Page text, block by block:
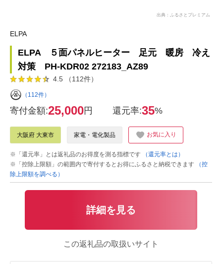
出典：ふるさとプレミアム
ELPA
ELPA ５面パネルヒーター 足元 暖房 冷え
対策 PH-KDR02 272183_AZ89
4.5 （112件）
（112件）
寄付金額:25,000円 還元率:35%
大阪府 大東市 家電・電化製品 お気に入り
※「還元率」とは返礼品のお得度を測る指標です
（還元率とは）
※「控除上限額」の範囲内で寄付するとお得にふるさと納税できます
（控
除上限額を調べる）
詳細を見る
この返礼品の取扱いサイト